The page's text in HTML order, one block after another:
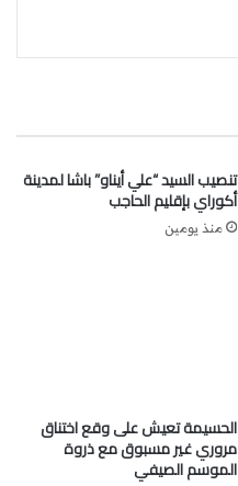
تنصيب السيد “علي أيناو” باشا لمدينة
أكوراي بإقليم الحاجب
منذ يومين
الحسيمة تعيش على وقع اختناق
مروري غير مسبوق مع ذروة
الموسم الصيفي